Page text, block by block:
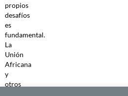
propios
desafíos
es
fundamental.
La
Unión
Africana
y
otros